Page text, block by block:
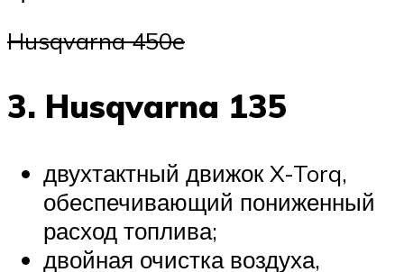
Husqvarna 450e
3. Husqvarna 135
двухтактный движок X-Torq,
обеспечивающий пониженный
расход топлива;
двойная очистка воздуха,